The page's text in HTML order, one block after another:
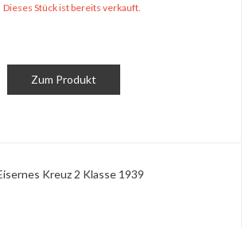
Dieses Stück ist bereits verkauft.
Zum Produkt